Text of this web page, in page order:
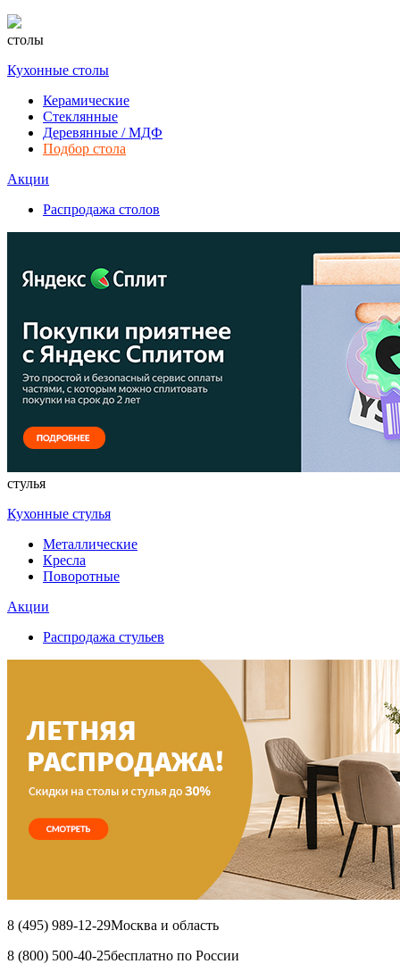
столы
Кухонные столы
Керамические
Стеклянные
Деревянные / МДФ
Подбор стола
Акции
Распродажа столов
стулья
Кухонные стулья
Металлические
Кресла
Поворотные
Акции
Распродажа стульев
8 (495) 989-12-29Москва и область
8 (800) 500-40-25бесплатно по России